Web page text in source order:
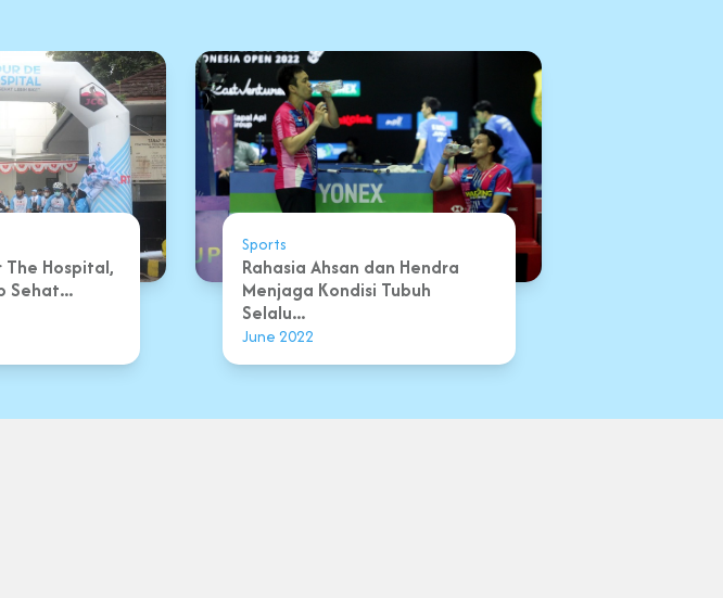
The Hospital,
Sehat...
Sports
Rahasia Ahsan dan Hendra
Menjaga Kondisi Tubuh
Selalu...
June 2022